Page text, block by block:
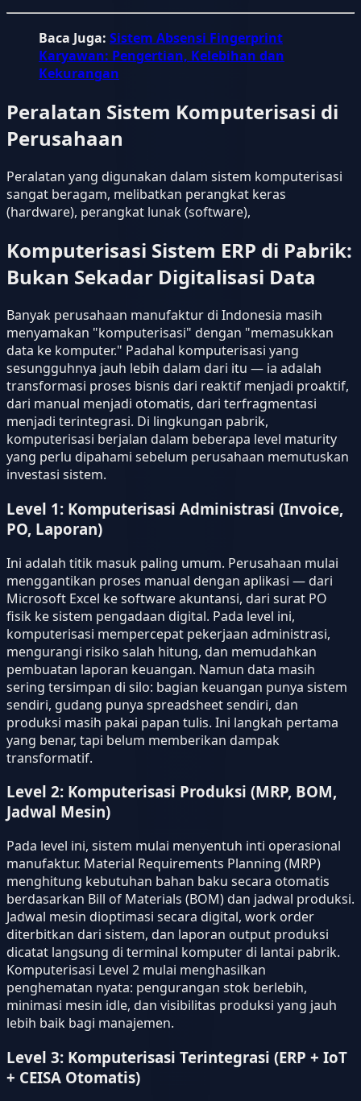
Baca Juga: Sistem Absensi Fingerprint
Karyawan: Pengertian, Kelebihan dan
Kekurangan
Peralatan Sistem Komputerisasi di
Perusahaan
Peralatan yang digunakan dalam sistem komputerisasi
sangat beragam, melibatkan perangkat keras
(hardware), perangkat lunak (software),
Komputerisasi Sistem ERP di Pabrik:
Bukan Sekadar Digitalisasi Data
Banyak perusahaan manufaktur di Indonesia masih
menyamakan "komputerisasi" dengan "memasukkan
data ke komputer." Padahal komputerisasi yang
sesungguhnya jauh lebih dalam dari itu — ia adalah
transformasi proses bisnis dari reaktif menjadi proaktif,
dari manual menjadi otomatis, dari terfragmentasi
menjadi terintegrasi. Di lingkungan pabrik,
komputerisasi berjalan dalam beberapa level maturity
yang perlu dipahami sebelum perusahaan memutuskan
investasi sistem.
Level 1: Komputerisasi Administrasi (Invoice,
PO, Laporan)
Ini adalah titik masuk paling umum. Perusahaan mulai
menggantikan proses manual dengan aplikasi — dari
Microsoft Excel ke software akuntansi, dari surat PO
fisik ke sistem pengadaan digital. Pada level ini,
komputerisasi mempercepat pekerjaan administrasi,
mengurangi risiko salah hitung, dan memudahkan
pembuatan laporan keuangan. Namun data masih
sering tersimpan di silo: bagian keuangan punya sistem
sendiri, gudang punya spreadsheet sendiri, dan
produksi masih pakai papan tulis. Ini langkah pertama
yang benar, tapi belum memberikan dampak
transformatif.
Level 2: Komputerisasi Produksi (MRP, BOM,
Jadwal Mesin)
Pada level ini, sistem mulai menyentuh inti operasional
manufaktur. Material Requirements Planning (MRP)
menghitung kebutuhan bahan baku secara otomatis
berdasarkan Bill of Materials (BOM) dan jadwal produksi.
Jadwal mesin dioptimasi secara digital, work order
diterbitkan dari sistem, dan laporan output produksi
dicatat langsung di terminal komputer di lantai pabrik.
Komputerisasi Level 2 mulai menghasilkan
penghematan nyata: pengurangan stok berlebih,
minimasi mesin idle, dan visibilitas produksi yang jauh
lebih baik bagi manajemen.
Level 3: Komputerisasi Terintegrasi (ERP + IoT
+ CEISA Otomatis)